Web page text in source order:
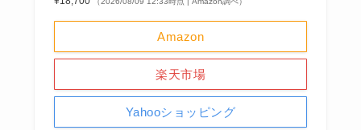
Amazon
楽天市場
Yahooショッピング